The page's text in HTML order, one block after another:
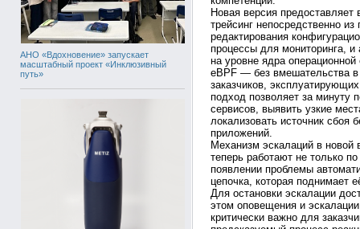
АНО «Вдохновение» запускает
масштабный проект «Инклюзивный
путь»
Новая версия предоставляет
трейсинг непосредственно
редактирования
процессы для мониторинга, и
на уровне ядра
eBPF — без вмешательства
заказчиков,
подход позволяет за минуту
сервисов, выявить узкие
локализовать источник сбоя
приложений.
Механизм эскалаций в новой
теперь работают не только
появлении проблемы
цепочка, которая поднимает
Для остановки эскалации
этом оповещения и
критически важно для